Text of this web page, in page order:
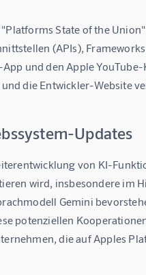
State of the
(APIs),
und den Apple
die Entwickler-Website
Updates
von KI-
wird, insbesondere im
Gemini
potenziellen
die auf Apples